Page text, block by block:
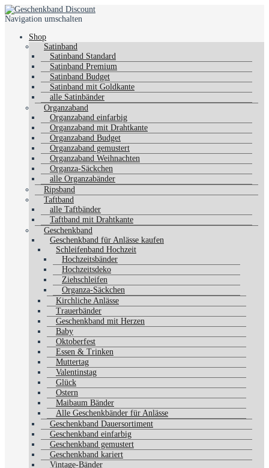
Navigation umschalten
Shop
Satinband
Satinband Standard
Satinband Premium
Satinband Budget
Satinband mit Goldkante
alle Satinbänder
Organzaband
Organzaband einfarbig
Organzaband mit Drahtkante
Organzaband Budget
Organzaband gemustert
Organzaband Weihnachten
Organza-Säckchen
alle Organzabänder
Ripsband
Taftband
alle Taftbänder
Taftband mit Drahtkante
Geschenkband
Geschenkband für Anlässe kaufen
Schleifenband Hochzeit
Hochzeitsbänder
Hochzeitsdeko
Ziehschleifen
Organza-Säckchen
Kirchliche Anlässe
Trauerbänder
Geschenkband mit Herzen
Baby
Oktoberfest
Essen & Trinken
Muttertag
Valentinstag
Glück
Ostern
Maibaum Bänder
Alle Geschenkbänder für Anlässe
Geschenkband Dauersortiment
Geschenkband einfarbig
Geschenkband gemustert
Geschenkband kariert
Vintage-Bänder